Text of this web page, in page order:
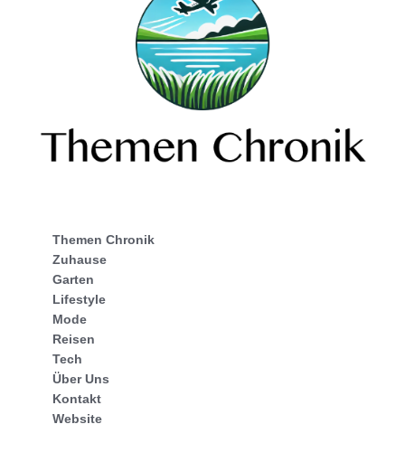
Themen Chronik
Zuhause
Garten
Lifestyle
Mode
Reisen
Tech
Über Uns
Kontakt
Website